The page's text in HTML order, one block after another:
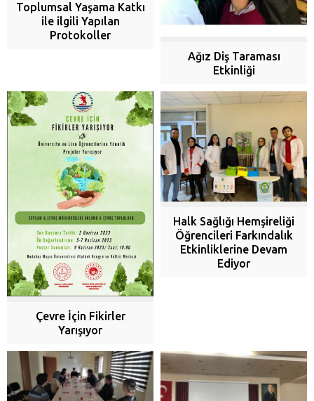
Toplumsal Yaşama Katkı
ile ilgili Yapılan
Protokoller
Ağız Diş Taraması
Etkinliği
Çevre İçin Fikirler
Yarışıyor
Halk Sağlığı Hemşireliği
Öğrencileri Farkındalık
Etkinliklerine Devam
Ediyor